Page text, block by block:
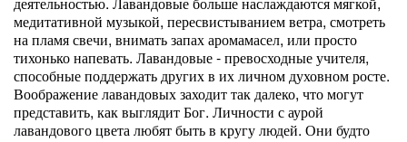
медитативной музыкой, пересвистыванием ветра, смотреть
на пламя свечи, внимать запах аромамасел, или просто
тихонько напевать. Лавандовые - превосходные учителя,
способные поддержать других в их личном духовном росте.
Воображение лавандовых заходит так далеко, что могут
представить, как выглядит Бог. Личности с аурой
лавандового цвета любят быть в кругу людей. Они будто